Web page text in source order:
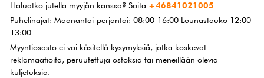
Haluatko jutella myyjän kanssa? Soita +46841021005
Puhelinajat: Maanantai-perjantai: 08:00-16:00 Lounastauko 12:00-
13:00
Myyntiosasto ei voi käsitellä kysymyksiä, jotka koskevat
reklamaatioita, peruutettuja ostoksia tai meneillään olevia
kuljetuksia.